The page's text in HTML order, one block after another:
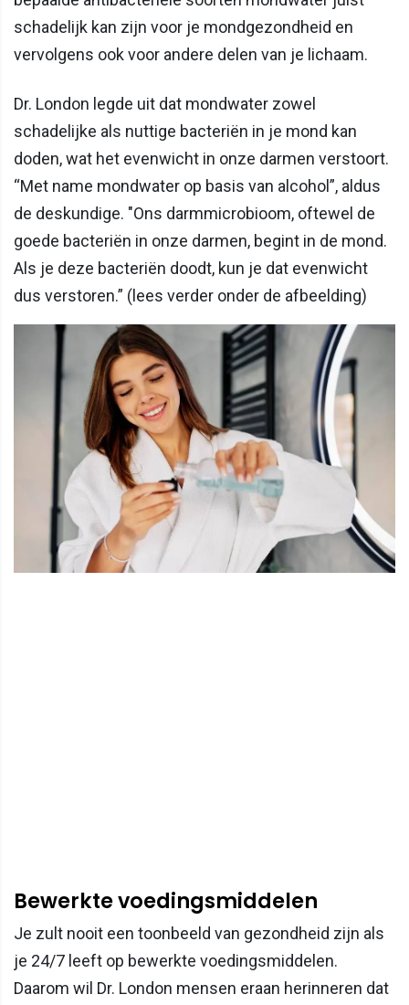
schadelijk kan zijn voor je mondgezondheid en
vervolgens ook voor andere delen van je lichaam.
Dr. London legde uit dat mondwater zowel
schadelijke als nuttige bacteriën in je mond kan
doden, wat het evenwicht in onze darmen verstoort.
“Met name mondwater op basis van alcohol”, aldus
de deskundige. "Ons darmmicrobioom, oftewel de
goede bacteriën in onze darmen, begint in de mond.
Als je deze bacteriën doodt, kun je dat evenwicht
dus verstoren.” (lees verder onder de afbeelding)
Bewerkte voedingsmiddelen
Je zult nooit een toonbeeld van gezondheid zijn als
je 24/7 leeft op bewerkte voedingsmiddelen.
Daarom wil Dr. London mensen eraan herinneren dat